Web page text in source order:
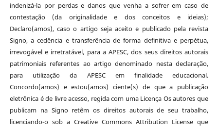
indenizá-la por perdas e danos que venha a sofrer em caso de
contestação (da originalidade e dos conceitos e ideias);
Declaro(amos), caso o artigo seja aceito e publicado pela revista
Signo, a cedência e transferência de forma definitiva e perpétua,
irrevogável e irretratável, para a APESC, dos seus direitos autorais
patrimoniais referentes ao artigo denominado nesta declaração,
para utilização da APESC em finalidade educacional.
Concordo(amos) e estou(amos) ciente(s) de que a publicação
eletrônica é de livre acesso, regida com uma Licença Os autores que
publicam na Signo retêm os direitos autorais de seu trabalho,
licenciando-o sob a Creative Commons Attribution License que